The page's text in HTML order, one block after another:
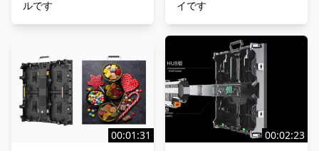
ルです
イです
00:01:31
00:02:23